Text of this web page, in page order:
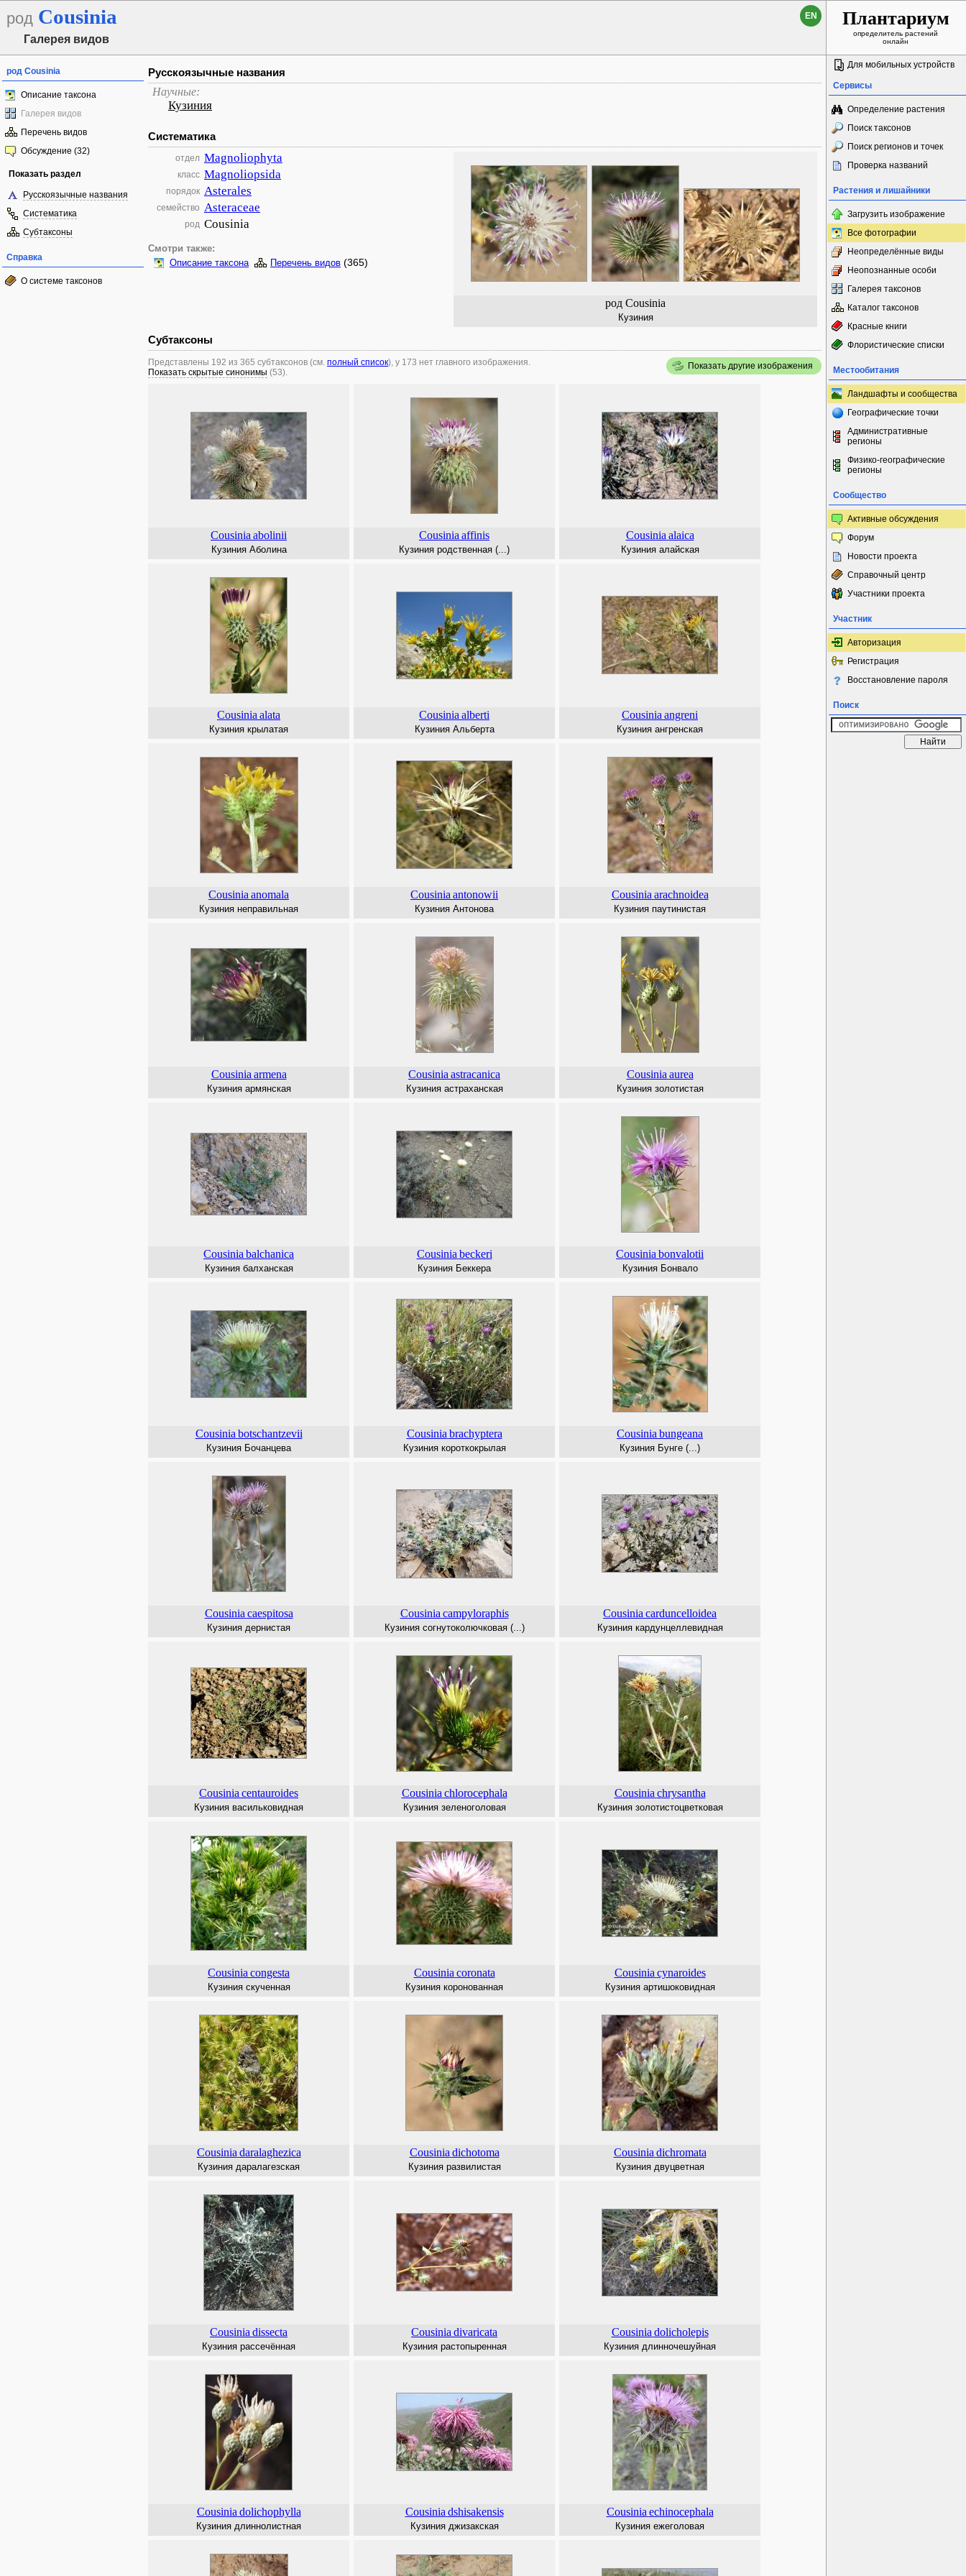
род Cousinia
Галерея видов
EN Плантариум
определитель растений
онлайн
род Cousinia
Описание таксона
Галерея видов
Перечень видов
Обсуждение (32)
Показать раздел
Русскоязычные названия
Систематика
Субтаксоны
Справка
О системе таксонов
Русскоязычные названия
Научные:
Кузиния
Систематика
род Cousinia
Кузиния
отдел Magnoliophyta
класс Magnoliopsida
порядок Asterales
семейство Asteraceae
род Cousinia
Смотри также:
Описание таксона
Перечень видов (365)
Субтаксоны
Показать другие изображения
Представлены 192 из 365 субтаксонов (см. полный список), у 173 нет главного изображения.
Показать скрытые синонимы (53).
Cousinia abolinii
Кузиния Аболина
Cousinia affinis
Кузиния родственная (...)
Cousinia alaica
Кузиния алайская
Cousinia alata
Кузиния крылатая
Cousinia alberti
Кузиния Альберта
Cousinia angreni
Кузиния ангренская
Cousinia anomala
Кузиния неправильная
Cousinia antonowii
Кузиния Антонова
Cousinia arachnoidea
Кузиния паутинистая
Cousinia armena
Кузиния армянская
Cousinia astracanica
Кузиния астраханская
Cousinia aurea
Кузиния золотистая
Cousinia balchanica
Кузиния балханская
Cousinia beckeri
Кузиния Беккера
Cousinia bonvalotii
Кузиния Бонвало
Cousinia botschantzevii
Кузиния Бочанцева
Cousinia brachyptera
Кузиния короткокрылая
Cousinia bungeana
Кузиния Бунге (...)
Cousinia caespitosa
Кузиния дернистая
Cousinia campyloraphis
Кузиния согнутоколючковая (...)
Cousinia carduncelloidea
Кузиния кардунцеллевидная
Cousinia centauroides
Кузиния васильковидная
Cousinia chlorocephala
Кузиния зеленоголовая
Cousinia chrysantha
Кузиния золотистоцветковая
Cousinia congesta
Кузиния скученная
Cousinia coronata
Кузиния коронованная
Cousinia cynaroides
Кузиния артишоковидная
Cousinia daralaghezica
Кузиния даралагезская
Cousinia dichotoma
Кузиния развилистая
Cousinia dichromata
Кузиния двуцветная
Cousinia dissecta
Кузиния рассечённая
Cousinia divaricata
Кузиния растопыренная
Cousinia dolicholepis
Кузиния длинночешуйная
Cousinia dolichophylla
Кузиния длиннолистная
Cousinia dshisakensis
Кузиния джизакская
Cousinia echinocephala
Кузиния ежеголовая
Для мобильных устройств
Сервисы
Определение растения
Поиск таксонов
Поиск регионов и точек
Проверка названий
Растения и лишайники
Загрузить изображение
Все фотографии
Неопределённые виды
Неопознанные особи
Галерея таксонов
Каталог таксонов
Красные книги
Флористические списки
Местообитания
Ландшафты и сообщества
Географические точки
Административные
регионы
Физико-географические
регионы
Сообщество
Активные обсуждения
Форум
Новости проекта
Справочный центр
Участники проекта
Участник
Авторизация
Регистрация
Восстановление пароля
Поиск